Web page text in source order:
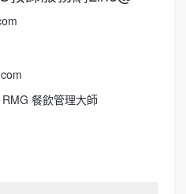
餐飲管理大師